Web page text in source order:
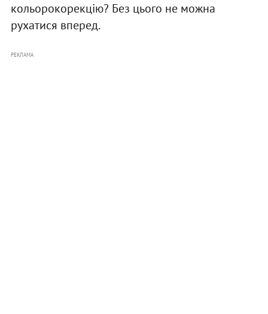
кольорокорекцію? Без цього не можна
рухатися вперед.
РЕКЛАМА